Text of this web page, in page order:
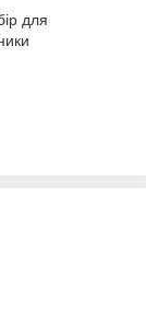
для